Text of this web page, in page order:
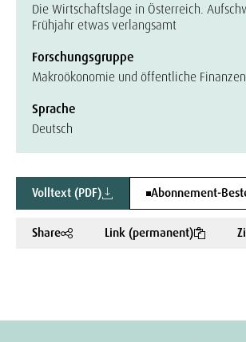
Die Wirtschaftslage in Österreich.
Frühjahr etwas verlangsamt
Forschungsgruppe
Makroökonomie und öffentliche Finanzen
Sprache
Deutsch
Volltext (PDF) Abonnement-
Share Link (permanent)